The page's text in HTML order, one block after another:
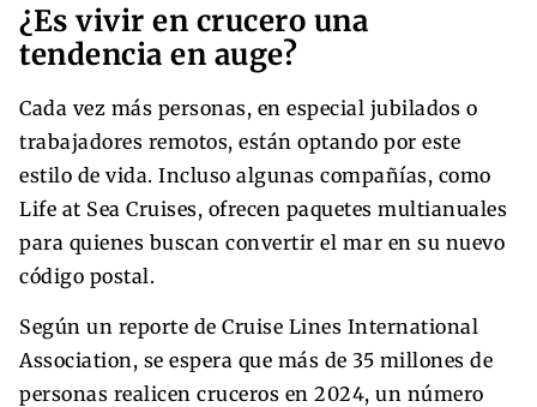
¿Es vivir en crucero una
tendencia en auge?
Cada vez más personas, en especial jubilados o
trabajadores remotos, están optando por este
estilo de vida. Incluso algunas compañías, como
Life at Sea Cruises, ofrecen paquetes multianuales
para quienes buscan convertir el mar en su nuevo
código postal.
Según un reporte de Cruise Lines International
Association, se espera que más de 35 millones de
personas realicen cruceros en 2024, un número